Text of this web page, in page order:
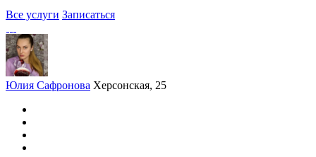
Все услуги Записаться
Юлия Сафронова Херсонская, 25